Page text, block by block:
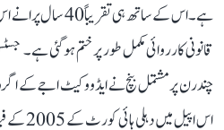
ہے۔ اس کے ساتھ ہی
قانونی کارروائی مکمل طور پر ختم ہو گئی ہے۔
چندرن پر مشتمل بنچ نے ایڈووکیٹ اجے کے
اس اپیل